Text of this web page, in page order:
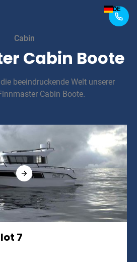
Cabin
Cabin Boote
beeindruckende Welt unserer
Cabin Boote.
7
DE